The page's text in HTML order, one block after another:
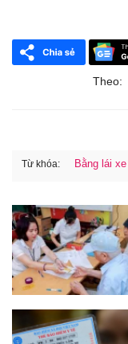
Theo:
Từ khóa: Bằng lái xe